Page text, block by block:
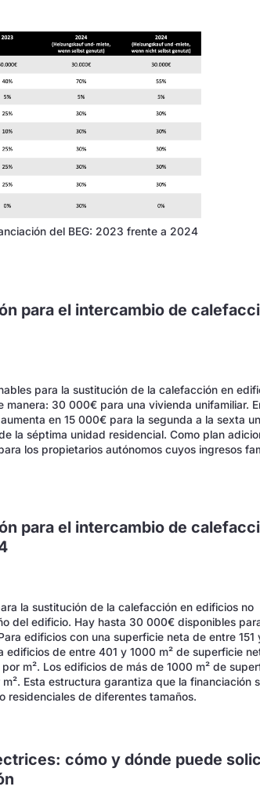
del BEG: 2023 frente a 2024
para el intercambio de
para la sustitución de la calefacción en
30 000€ para una vivienda unifamiliar.
en 15 000€ para la segunda a la sexta
la séptima unidad residencial. Como plan
los propietarios autónomos cuyos ingresos
para el intercambio de
la sustitución de la calefacción en edificios no
del edificio. Hay hasta 30 000€ disponibles
edificios con una superficie neta de entre 151
de entre 401 y 1000 m² de superficie
m². Los edificios de más de 1000 m² de
Esta estructura garantiza que la financiación
residenciales de diferentes tamaños.
cómo y dónde puede